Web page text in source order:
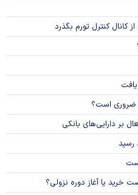
کانال کنترل تورم بگذرد
ضروری است؟
بر دارایی‌های بانکی